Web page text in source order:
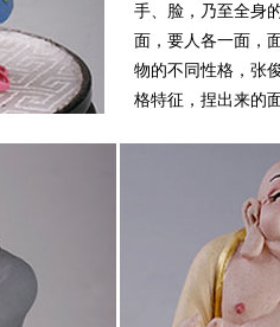
手、脸，乃至全身
面，要人各一面，
物的不同性格，张
格特征，捏出来的